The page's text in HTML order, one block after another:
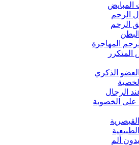
المبايض
الرحم
الرحم
المهاجرة
المتكرر
الذكري
الرجال
على الخصوبة
القيصرية
الطبيعية
بدون ألم